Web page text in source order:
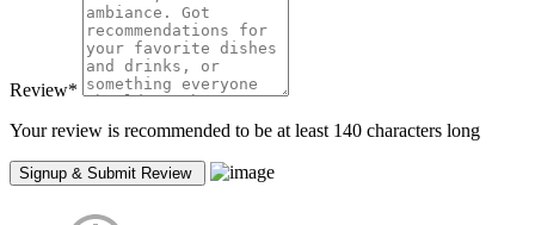
Review*
Your review is recommended to be at least 140 characters long